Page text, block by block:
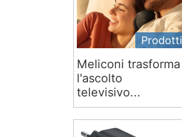
Prodotti
Meliconi trasforma
l'ascolto
televisivo...